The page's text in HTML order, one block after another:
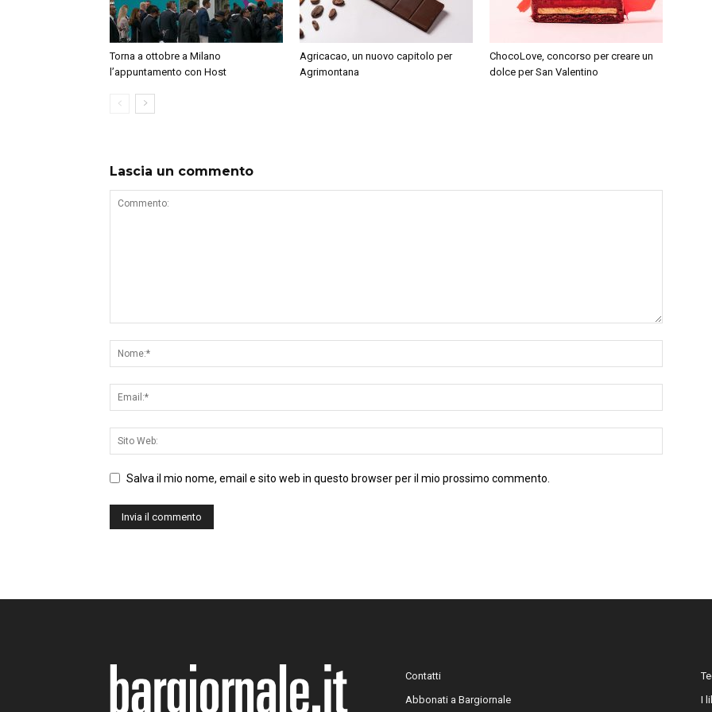
Torna a ottobre a Milano
l’appuntamento con Host
Agricacao, un nuovo capitolo per
Agrimontana
ChocoLove, concorso per creare un
dolce per San Valentino
Lascia un commento
Salva il mio nome, email e sito web in questo browser per il mio prossimo commento.
Contatti
Abbonati a Bargiornale
I